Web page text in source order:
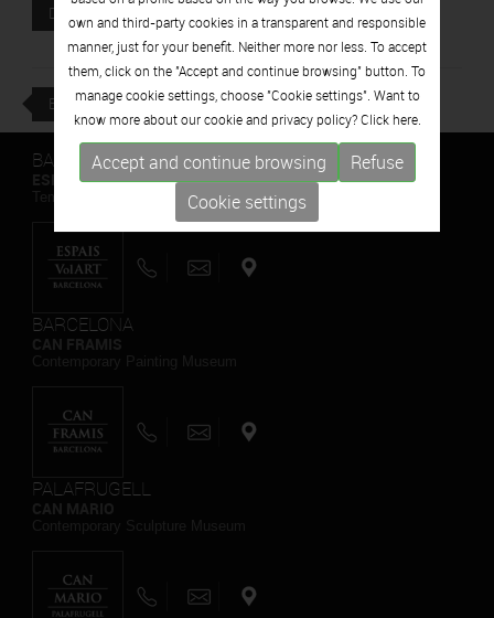
DOWNLOAD Attached file
BACK
BARCELONA
ESPAIS VOLART
Temporary Contemporary Art Exhibitions
BARCELONA
PALAFRUGELL
own and third-party cookies in a transparent and responsible
manner, just for your benefit. Neither more nor less. To accept
them, click on the "Accept and continue browsing" button. To
manage cookie settings, choose "Cookie settings". Want to
know more about our cookie and privacy policy? Click here.
Accept and continue browsing
Refuse
Cookie settings